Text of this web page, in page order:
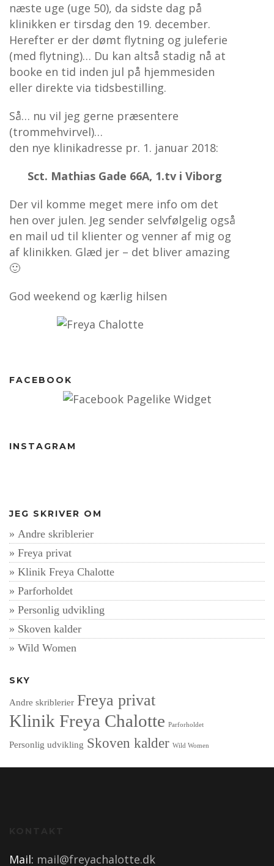
næste uge (uge 50), da sidste dag på
klinikken er tirsdag den 19. december.
Herefter er der dømt flytning og juleferie
(med flytning)… Du kan altså stadig nå at
booke en tid inden jul på hjemmesiden
eller direkte via tidsbestilling.
Så… nu vil jeg gerne præsentere
(trommehvirvel)…
den nye klinikadresse pr. 1. januar 2018:
Sct. Mathias Gade 66A, 1.tv i Viborg
Der vil komme meget mere info om det
hen over julen. Jeg sender selvfølgelig også
en mail ud til klienter og venner af mig og
af klinikken. Glæd jer – det bliver amazing
🙂
God weekend og kærlig hilsen
FACEBOOK
INSTAGRAM
JEG SKRIVER OM
Andre skriblerier
Freya privat
Klinik Freya Chalotte
Parforholdet
Personlig udvikling
Skoven kalder
Wild Women
SKY
Andre skriblerier Freya privat
Klinik Freya Chalotte Parforholdet
Personlig udvikling Skoven kalder Wild Women
Mail: mail@freyachalotte.dk